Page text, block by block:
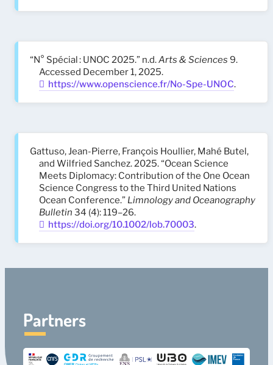
“N° Spécial : UNOC 2025.” n.d.Arts & Sciences 9.
Accessed December 1, 2025.
https://www.openscience.fr/No-Spe-UNOC.
Gattuso, Jean-Pierre, François Houllier, Mahé Butel,
and Wilfried Sanchez. 2025. “Ocean Science
Meets Diplomacy: Contribution of the One Ocean
Science Congress to the Third United Nations
Ocean Conference.” Limnology and Oceanography
Bulletin 34 (4): 119–26.
https://doi.org/10.1002/lob.70003.
Partners